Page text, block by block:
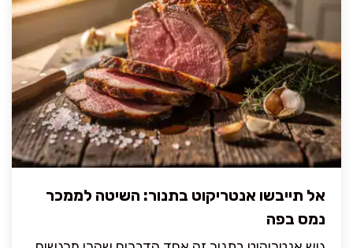
אל תייבשו אנטריקוט בתנור: השיטה לממכר
נמס בפה